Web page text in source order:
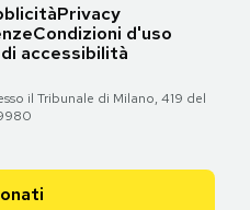
Privacy
Condizioni d'uso
accessibilità
il Tribunale di Milano, 419 del